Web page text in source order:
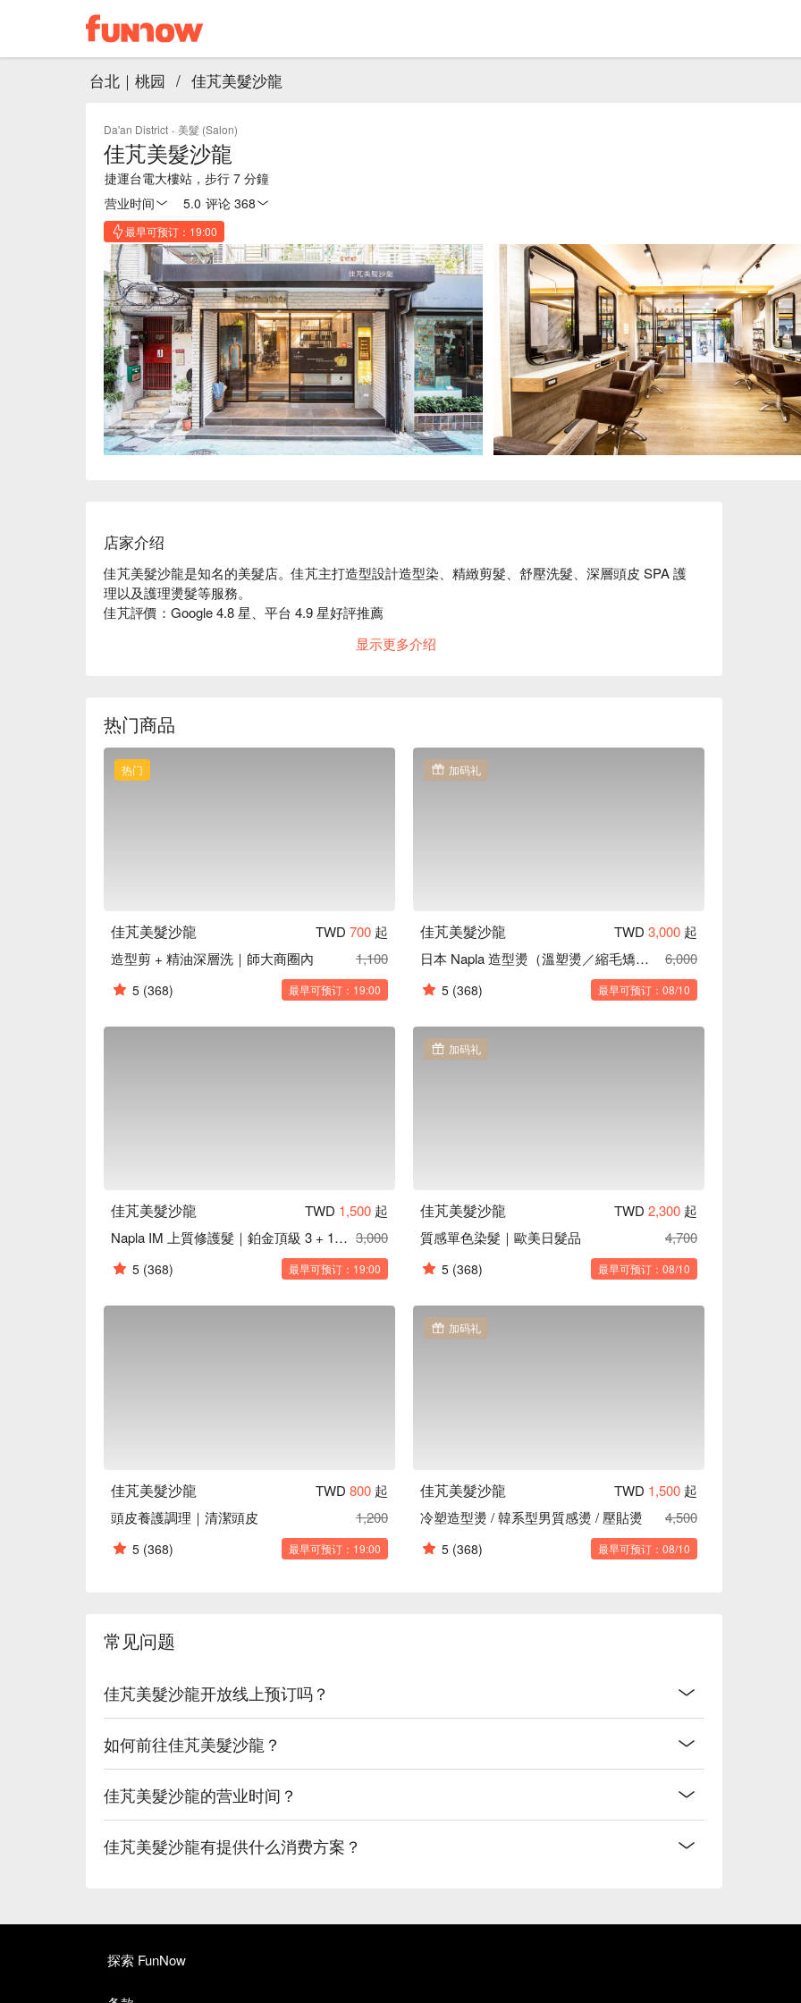
台北｜桃园 / 佳芃美髮沙龍
Da'an District · 美髮 (Salon)
佳芃美髮沙龍
捷運台電大樓站，步行 7 分鐘
营业时间
5.0 评论 368
最早可预订：19:00
店家介绍
佳芃美髮沙龍是知名的美髮店。佳芃主打造型設計造型染、精緻剪髮、舒壓洗髮、深層頭皮 SPA 護
理以及護理燙髮等服務。
佳芃評價：Google 4.8 星、平台 4.9 星好評推薦
100 分的熱忱，讓您體會到那不一樣的美學享受。 显示更多介绍
热门商品
热门
佳芃美髮沙龍 TWD 700 起
造型剪 + 精油深層洗｜師大商圈內
1,100
5 (368) 最早可预订：19:00
加码礼
佳芃美髮沙龍 TWD 3,000 起
日本 Napla 造型燙（溫塑燙／縮毛矯正）不分髮長
6,000
5 (368) 最早可预订：08/10
佳芃美髮沙龍 TWD 1,500 起
Napla IM 上質修護髮｜鉑金頂級 3 + 1 系列 3,000
5 (368) 最早可预订：19:00
加码礼
佳芃美髮沙龍 TWD 2,300 起
質感單色染髮｜歐美日髮品
4,700
5 (368) 最早可预订：08/10
佳芃美髮沙龍 TWD 800 起
頭皮養護調理｜清潔頭皮
1,200
5 (368) 最早可预订：19:00
加码礼
佳芃美髮沙龍 TWD 1,500 起
冷塑造型燙 / 韓系型男質感燙 / 壓貼燙
4,500
5 (368) 最早可预订：08/10
常见问题
佳芃美髮沙龍开放线上预订吗？
如何前往佳芃美髮沙龍？
佳芃美髮沙龍的营业时间？
佳芃美髮沙龍有提供什么消费方案？
探索 FunNow